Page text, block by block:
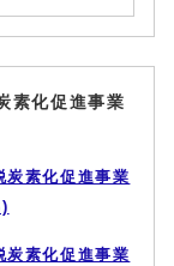
素化促進事業
炭素化促進事業
炭素化促進事業